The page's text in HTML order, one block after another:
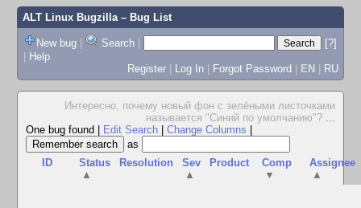
ALT Linux Bugzilla– Bug List
New bug | Search |
[?]
| Help
Register | Log In | Forgot Password | EN | RU
Интересно, почему новый фон с зелёными листочками
называется "Синий по умолчанию"? ...
One bug found
Edit Search Change Columns
as
ID
Status
▲
Resolution
Sev
▲
Product
Comp
▼
Assignee
▲